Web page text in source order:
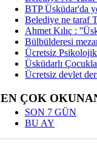
BTP Üsküdar'da
Belediye ne taraf
Ahmet Kılıç :
Bülbülderesi
Ücretsiz
Üsküdarlı
Ücretsiz devlet
EN ÇOK
SON 7 GÜN
BU AY